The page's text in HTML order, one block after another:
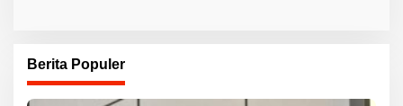
Berita Populer